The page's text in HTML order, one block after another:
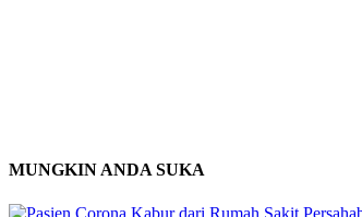
MUNGKIN ANDA SUKA